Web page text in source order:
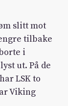
slitt mot
tilbake
i
ut. På de
LSK to
Viking